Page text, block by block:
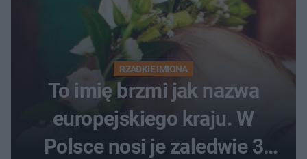
RZADKIE IMIONA
To imię brzmi jak nazwa
europejskiego kraju. W
Polsce nosi je zaledwie 3